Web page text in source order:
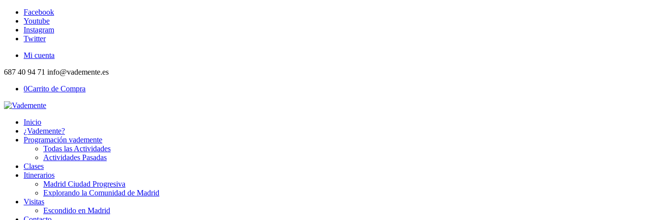
Facebook
Youtube
Instagram
Twitter
Mi cuenta
687 40 94 71 info@vademente.es
0Carrito de Compra
Inicio
¿Vademente?
Programación vademente
Todas las Actividades
Actividades Pasadas
Clases
Itinerarios
Madrid Ciudad Progresiva
Explorando la Comunidad de Madrid
Visitas
Escondido en Madrid